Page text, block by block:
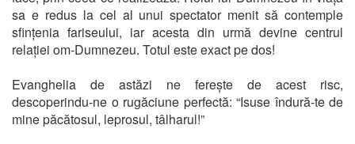
sa e redus la cel al unui spectator menit să contemple
sfințenia fariseului, iar acesta din urmă devine centrul
relației om-Dumnezeu. Totul este exact pe dos!
Evanghelia de astăzi ne ferește de acest risc,
descoperindu-ne o rugăciune perfectă: “Isuse îndură-te de
mine păcătosul, leprosul, tâlharul!”